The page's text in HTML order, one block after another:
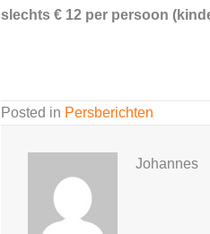
slechts € 12 per persoon
Posted in Persberichten
Johannes